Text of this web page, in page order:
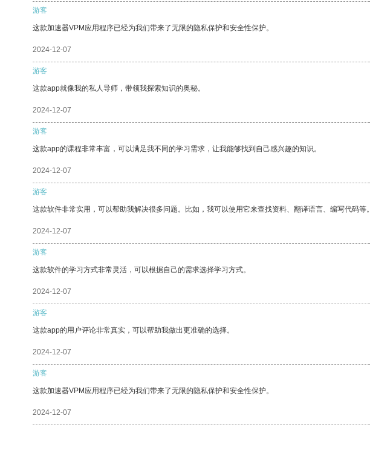
游客
这款加速器VPM应用程序已经为我们带来了无限的隐私保护和安全性保护。
2024-12-07
游客
这款app就像我的私人导师，带领我探索知识的奥秘。
2024-12-07
游客
这款app的课程非常丰富，可以满足我不同的学习需求，让我能够找到自己感兴趣的知识。
2024-12-07
游客
这款软件非常实用，可以帮助我解决很多问题。比如，我可以使用它来查找资料、翻译语言、编写代码等。
2024-12-07
游客
这款软件的学习方式非常灵活，可以根据自己的需求选择学习方式。
2024-12-07
游客
这款app的用户评论非常真实，可以帮助我做出更准确的选择。
2024-12-07
游客
这款加速器VPM应用程序已经为我们带来了无限的隐私保护和安全性保护。
2024-12-07